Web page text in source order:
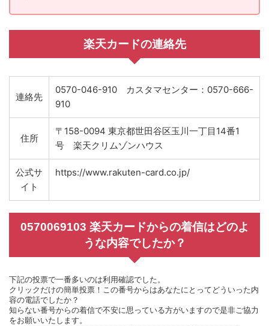
楽天カードの連絡先
連絡先
0570-046-910 カスタマセンター：0570-666-
910
住所
〒158-0094 東京都世田谷区玉川一丁目14番1
号 楽天クリムゾンハウス
公式サ
イト
https://www.rakuten-card.co.jp/
0570069103 楽天カードからの着信はどのよ
うな内容でしたか？
下記の投票で一番多いのは利用確認でした。
クリックだけの簡単投票！この番号からはあなたにとってどういった内
容の電話でしたか？
知らない番号からの着信で不安に思っている方がいますので是非ご協力
をお願いいたします。